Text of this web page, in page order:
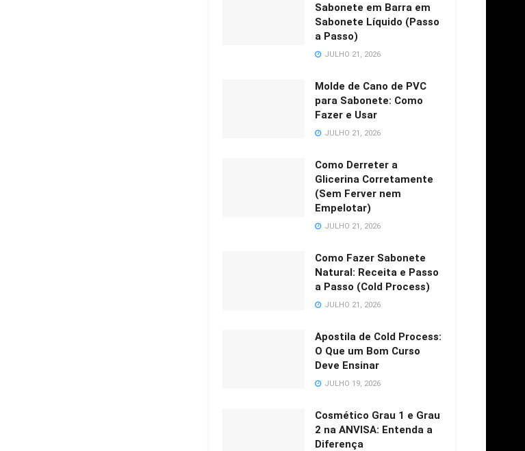
Sabonete em Barra em
Sabonete Líquido (Passo
a Passo)
JULHO 21, 2026
Molde de Cano de PVC
para Sabonete: Como
Fazer e Usar
JULHO 21, 2026
Como Derreter a
Glicerina Corretamente
(Sem Ferver nem
Empelotar)
JULHO 21, 2026
Como Fazer Sabonete
Natural: Receita e Passo
a Passo (Cold Process)
JULHO 21, 2026
Apostila de Cold Process:
O Que um Bom Curso
Deve Ensinar
JULHO 19, 2026
Cosmético Grau 1 e Grau
2 na ANVISA: Entenda a
Diferença